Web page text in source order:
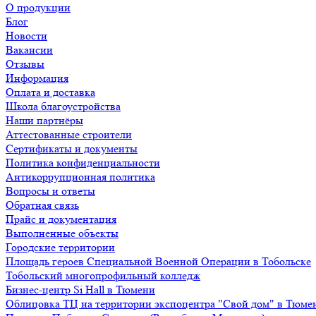
О продукции
Блог
Новости
Вакансии
Отзывы
Информация
Оплата и доставка
Школа благоустройства
Наши партнёры
Аттестованные строители
Сертификаты и документы
Политика конфиденциальности
Антикоррупционная политика
Вопросы и ответы
Обратная связь
Прайс и документация
Выполненные объекты
Городские территории
Площадь героев Специальной Военной Операции в Тобольске
Тобольский многопрофильный колледж
Бизнес-центр Si Hall в Тюмени
Облицовка ТЦ на территории экспоцентра "Свой дом" в